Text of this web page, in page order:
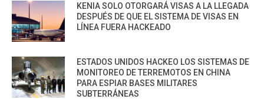
KENIA SOLO OTORGARÁ VISAS A LA LLEGADA
DESPUÉS DE QUE EL SISTEMA DE VISAS EN
LÍNEA FUERA HACKEADO
ESTADOS UNIDOS HACKEO LOS SISTEMAS DE
MONITOREO DE TERREMOTOS EN CHINA
PARA ESPIAR BASES MILITARES
SUBTERRÁNEAS